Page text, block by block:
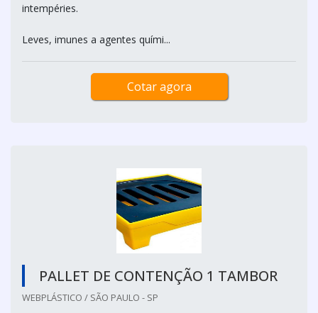
intempéries.
Leves, imunes a agentes quími...
Cotar agora
PALLET DE CONTENÇÃO 1 TAMBOR
WEBPLÁSTICO / SÃO PAULO - SP